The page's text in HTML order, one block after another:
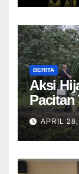
BERITA
Aksi
Pacitan
Pandan
APRIL